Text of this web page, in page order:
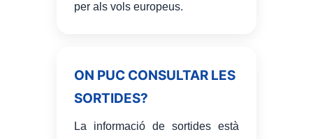
per als vols europeus.
ON PUC CONSULTAR LES
SORTIDES?
La informació de sortides està